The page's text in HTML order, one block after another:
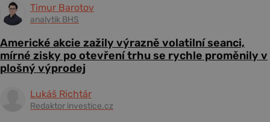
Timur Barotov
analytik BHS
Americké akcie zažily výrazně volatilní seanci,
mírné zisky po otevření trhu se rychle proměnily v
plošný výprodej
Lukáš Richtár
Redaktor investice.cz